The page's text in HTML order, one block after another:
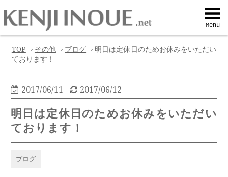
Menu
Q&A
Menu
TOP > その他 > ブログ > 明日は定休日のためお休みをいただい
ております！
2017/06/11 2017/06/12
明日は定休日のためお休みをいただい
ております！
ブログ